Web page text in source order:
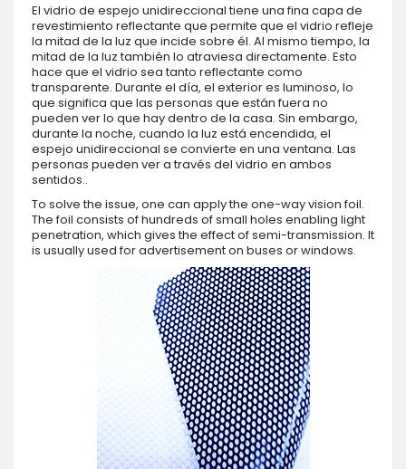
El vidrio de espejo unidireccional tiene una fina capa de
revestimiento reflectante que permite que el vidrio refleje
la mitad de la luz que incide sobre él. Al mismo tiempo, la
mitad de la luz también lo atraviesa directamente. Esto
hace que el vidrio sea tanto reflectante como
transparente. Durante el día, el exterior es luminoso, lo
que significa que las personas que están fuera no
pueden ver lo que hay dentro de la casa. Sin embargo,
durante la noche, cuando la luz está encendida, el
espejo unidireccional se convierte en una ventana. Las
personas pueden ver a través del vidrio en ambos
sentidos..
To solve the issue, one can apply the one-way vision foil.
The foil consists of hundreds of small holes enabling light
penetration, which gives the effect of semi-transmission. It
is usually used for advertisement on buses or windows.